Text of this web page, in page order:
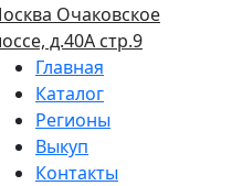
Очаковское
д.40А стр.9
Главная
Каталог
Регионы
Выкуп
Контакты